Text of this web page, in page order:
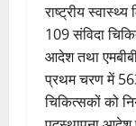
राष्ट्रीय
109 संविदा
आदेश तथा
प्रथम चरण में
चिकित्सकों को